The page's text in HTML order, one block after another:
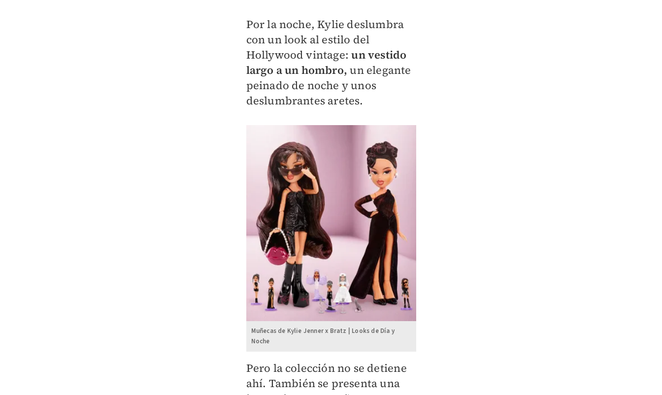
Por la noche, Kylie deslumbra
con un look al estilo del
Hollywood vintage:un vestido
largo a un hombro, un elegante
peinado de noche y unos
deslumbrantes aretes.
Muñecas de Kylie Jenner x Bratz | Looks de Día y
Noche
Pero la colección no se detiene
ahí. También se presenta una